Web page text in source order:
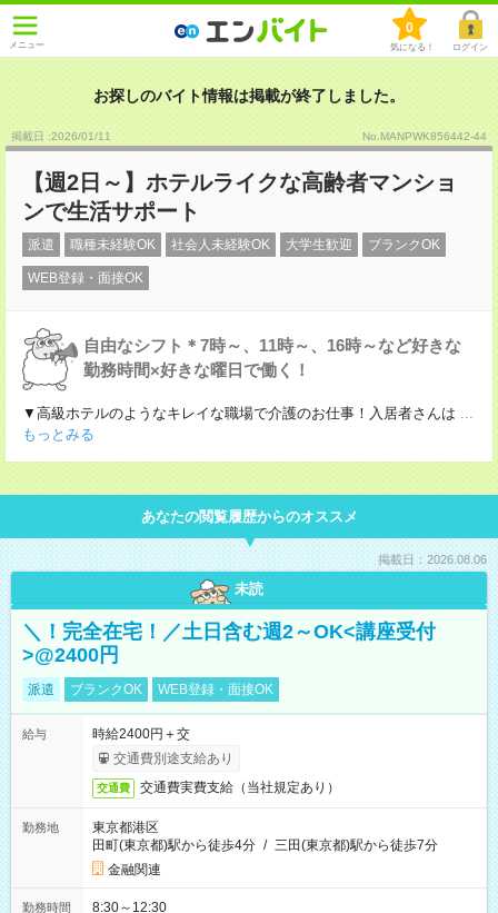
メニュー
0
気になる！ ログイン
お探しのバイト情報は掲載が終了しました。
掲載日 :2026/01/11 No.MANPWK856442-44
【週2日～】ホテルライクな高齢者マンショ
ンで生活サポート
派遣 職種未経験OK 社会人未経験OK 大学生歓迎 ブランクOK
WEB登録・面接OK
自由なシフト＊7時～、11時～、16時～など好きな
勤務時間×好きな曜日で働く！
▼高級ホテルのようなキレイな職場で介護のお仕事！入居者さんは ...
もっとみる
あなたの閲覧履歴からのオススメ
掲載日：2026.08.06
未読
＼！完全在宅！／土日含む週2～OK<講座受付
>@2400円
派遣 ブランクOK WEB登録・面接OK
給与
時給2400円＋交
交通費別途支給あり
交通費 交通費実費支給（当社規定あり）
勤務地
東京都港区
田町(東京都)駅から徒歩4分 / 三田(東京都)駅から徒歩7分
金融関連
勤務時間 8:30～12:30